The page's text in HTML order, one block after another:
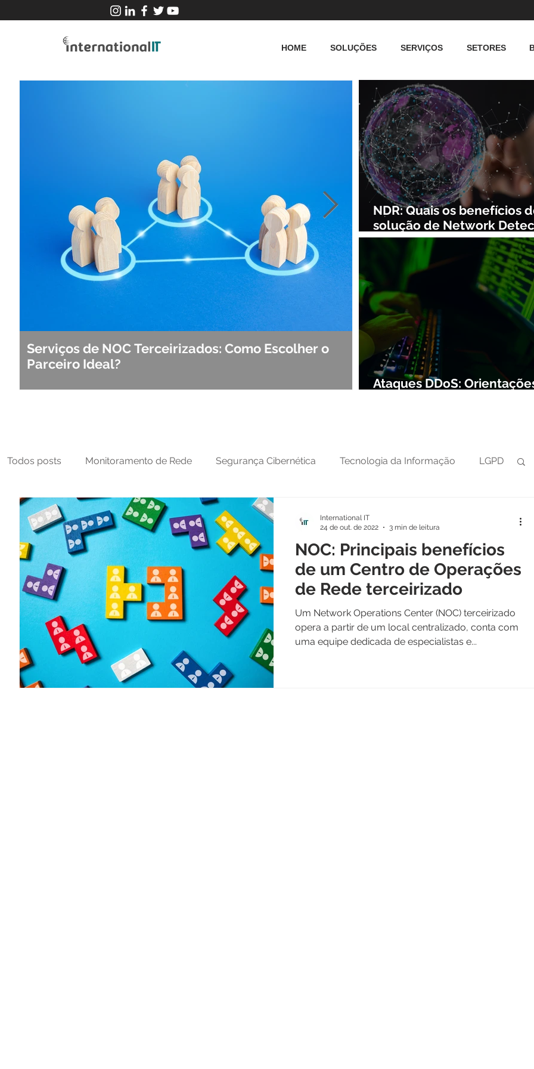
HOME SOLUÇÕES SERVIÇOS SETORES
NDR: Quais os benefícios
solução de Network
and Response?
Ataques DDoS:
Serviços de NOC Terceirizados: Como Escolher o
Parceiro Ideal?
Observabilidade e NOC:
Segurança de Redes
Todos posts Monitoramento de Rede Segurança Cibernética Tecnologia da Informação LGPD
MFT Tecnologia Operacional
NOC: Principais benefícios
de um Centro de Operações
de Rede terceirizado
Um Network Operations Center (NOC) terceirizado
opera a partir de um local centralizado, conta com
uma equipe dedicada de especialistas e...
International IT
24 de out. de 2022
3 min de leitura